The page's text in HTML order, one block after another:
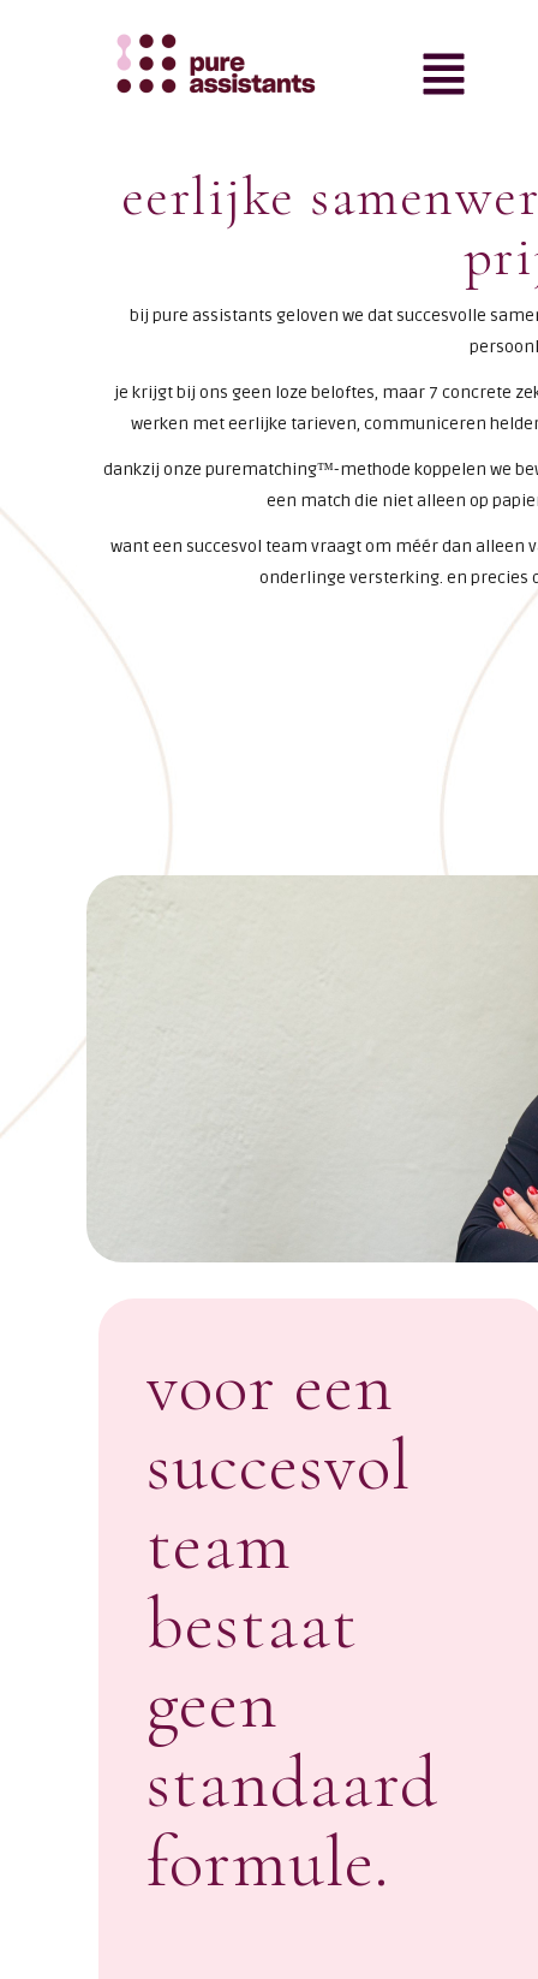
eerlijke
bij pure assistants geloven we dat succesvolle
je krijgt bij ons geen loze beloftes, maar 7 concrete
werken met eerlijke tarieven, communiceren
dankzij onze purematching™-methode koppelen we
een match die niet alleen op
want een succesvol team vraagt om méér dan
onderlinge versterking. en precies
voor een
succesvol
team
bestaat
geen
standaard
formule.